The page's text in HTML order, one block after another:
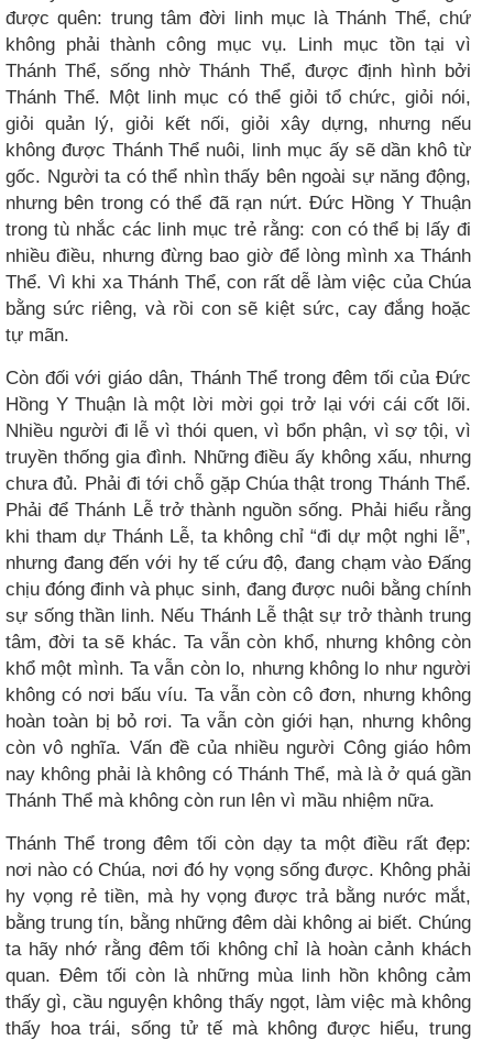
được quên: trung tâm đời linh mục là Thánh Thể, chứ
không phải thành công mục vụ. Linh mục tồn tại vì
Thánh Thể, sống nhờ Thánh Thể, được định hình bởi
Thánh Thể. Một linh mục có thể giỏi tổ chức, giỏi nói,
giỏi quản lý, giỏi kết nối, giỏi xây dựng, nhưng nếu
không được Thánh Thể nuôi, linh mục ấy sẽ dần khô từ
gốc. Người ta có thể nhìn thấy bên ngoài sự năng động,
nhưng bên trong có thể đã rạn nứt. Đức Hồng Y Thuận
trong tù nhắc các linh mục trẻ rằng: con có thể bị lấy đi
nhiều điều, nhưng đừng bao giờ để lòng mình xa Thánh
Thể. Vì khi xa Thánh Thể, con rất dễ làm việc của Chúa
bằng sức riêng, và rồi con sẽ kiệt sức, cay đắng hoặc
tự mãn.
Còn đối với giáo dân, Thánh Thể trong đêm tối của Đức
Hồng Y Thuận là một lời mời gọi trở lại với cái cốt lõi.
Nhiều người đi lễ vì thói quen, vì bổn phận, vì sợ tội, vì
truyền thống gia đình. Những điều ấy không xấu, nhưng
chưa đủ. Phải đi tới chỗ gặp Chúa thật trong Thánh Thể.
Phải để Thánh Lễ trở thành nguồn sống. Phải hiểu rằng
khi tham dự Thánh Lễ, ta không chỉ “đi dự một nghi lễ”,
nhưng đang đến với hy tế cứu độ, đang chạm vào Đấng
chịu đóng đinh và phục sinh, đang được nuôi bằng chính
sự sống thần linh. Nếu Thánh Lễ thật sự trở thành trung
tâm, đời ta sẽ khác. Ta vẫn còn khổ, nhưng không còn
khổ một mình. Ta vẫn còn lo, nhưng không lo như người
không có nơi bấu víu. Ta vẫn còn cô đơn, nhưng không
hoàn toàn bị bỏ rơi. Ta vẫn còn giới hạn, nhưng không
còn vô nghĩa. Vấn đề của nhiều người Công giáo hôm
nay không phải là không có Thánh Thể, mà là ở quá gần
Thánh Thể mà không còn run lên vì mầu nhiệm nữa.
Thánh Thể trong đêm tối còn dạy ta một điều rất đẹp:
nơi nào có Chúa, nơi đó hy vọng sống được. Không phải
hy vọng rẻ tiền, mà hy vọng được trả bằng nước mắt,
bằng trung tín, bằng những đêm dài không ai biết. Chúng
ta hãy nhớ rằng đêm tối không chỉ là hoàn cảnh khách
quan. Đêm tối còn là những mùa linh hồn không cảm
thấy gì, cầu nguyện không thấy ngọt, làm việc mà không
thấy hoa trái, sống tử tế mà không được hiểu, trung